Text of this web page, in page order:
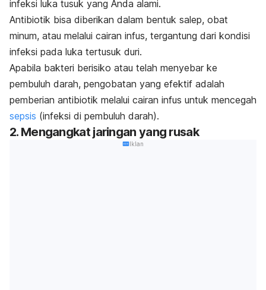
infeksi luka tusuk yang Anda alami.
Antibiotik bisa diberikan dalam bentuk salep, obat
minum, atau melalui cairan infus, tergantung dari kondisi
infeksi pada luka tertusuk duri.
Apabila bakteri berisiko atau telah menyebar ke
pembuluh darah, pengobatan yang efektif adalah
pemberian antibiotik melalui cairan infus untuk mencegah
sepsis (infeksi di pembuluh darah).
2. Mengangkat jaringan yang rusak
Iklan